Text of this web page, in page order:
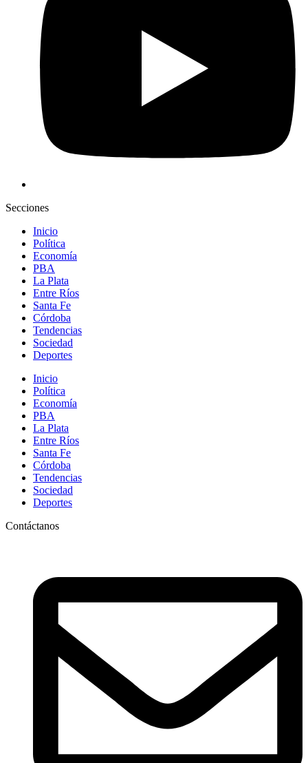
Secciones
Inicio
Política
Economía
PBA
La Plata
Entre Ríos
Santa Fe
Córdoba
Tendencias
Sociedad
Deportes
Inicio
Política
Economía
PBA
La Plata
Entre Ríos
Santa Fe
Córdoba
Tendencias
Sociedad
Deportes
Contáctanos